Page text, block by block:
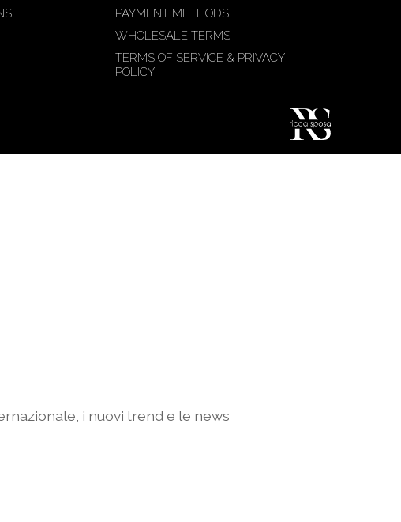
PAYMENT METHODS
WHOLESALE TERMS
TERMS OF SERVICE & PRIVACY
POLICY
i nuovi trend e le news